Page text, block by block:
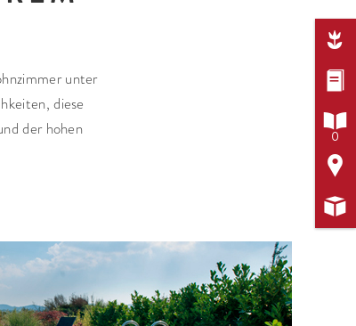
Samtiert
Schalungsglatt
Wasserdurchlässig
Befahrbar
CleanTop®-geschützt
unter
diese
der hohen



0

